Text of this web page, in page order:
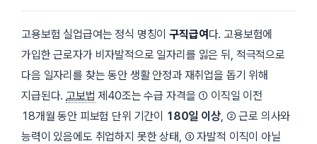
고용보험 실업급여는 정식 명칭이구직급여 다. 고용보험에
가입한 근로자가 비자발적으로 일자리를 잃은 뒤, 적극적으로
다음 일자리를 찾는 동안 생활 안정과 재취업을 돕기 위해
지급된다. 고보법 제40조는 수급 자격을 ① 이직일 이전
18개월 동안 피보험 단위 기간이
180일 이상, ② 근로 의사와
능력이 있음에도 취업하지 못한 상태, ③ 자발적 이직이 아닐